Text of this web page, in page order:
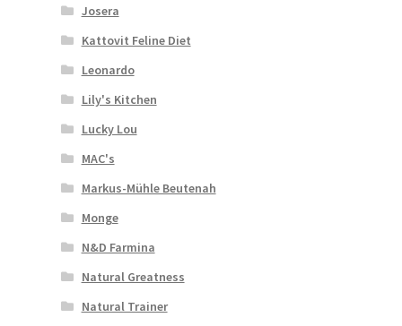
Josera
Kattovit Feline Diet
Leonardo
Lily's Kitchen
Lucky Lou
MAC's
Markus-Mühle Beutenah
Monge
N&D Farmina
Natural Greatness
Natural Trainer